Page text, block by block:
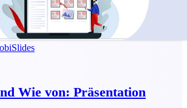
Wie von: Präsentation